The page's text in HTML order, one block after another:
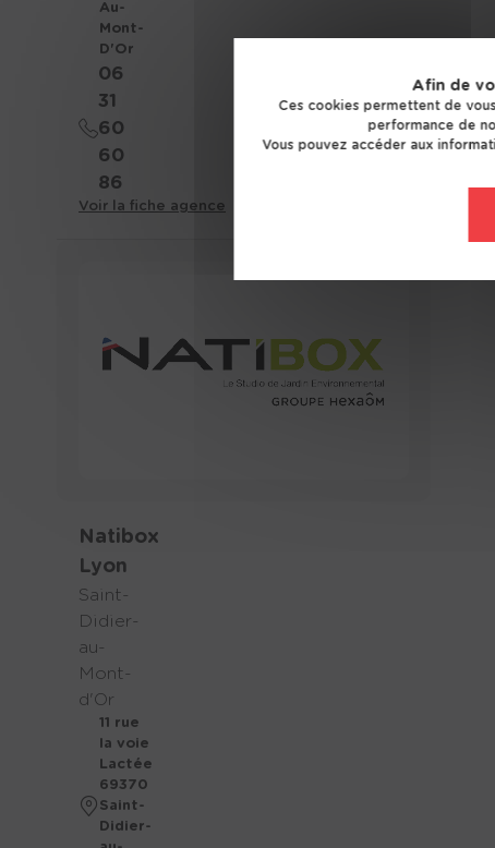
Au-
Mont-
D'Or
06
31
60
60
86
Voir la fiche agence
Natibox
Lyon
Saint-
Didier-
au-
Mont-
d'Or
11 rue
la voie
Lactée
69370
Saint-
Didier-
Afin de
Ces cookies permettent de
performance de
Vous pouvez accéder aux